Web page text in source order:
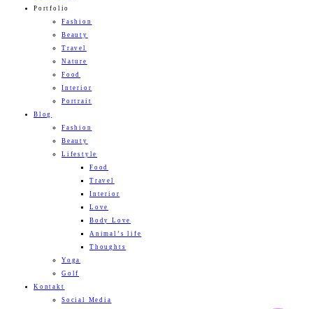
Portfolio
Fashion
Beauty
Travel
Nature
Food
Interior
Portrait
Blog
Fashion
Beauty
Lifestyle
Food
Travel
Interior
Love
Body Love
Animal’s life
Thoughts
Yoga
Golf
Kontakt
Social Media